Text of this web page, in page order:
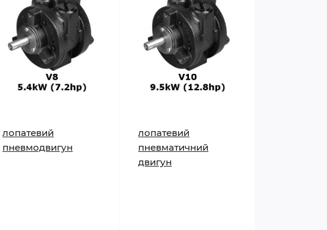
лопатевий
пневмодвигун
лопатевий
пневматичний
двигун